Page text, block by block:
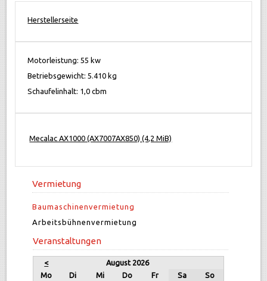
Herstellerseite
Motorleistung: 55 kw
Betriebsgewicht: 5.410 kg
Schaufelinhalt: 1,0 cbm
Mecalac AX1000 (AX7007AX850)(4,2 MiB)
Vermietung
Baumaschinenvermietung
Arbeitsbühnenvermietung
Veranstaltungen
<
August 2026
Mo
Di Mi Do Fr Sa So